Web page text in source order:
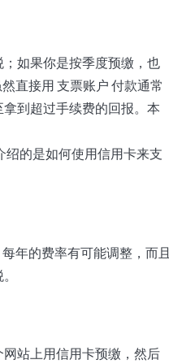
如果你是按季度预缴，也
直接用 支票账户 付款通常
到超过手续费的回报。本
绍的是如何使用信用卡来支
年的费率有可能调整，而且
站上用信用卡预缴，然后